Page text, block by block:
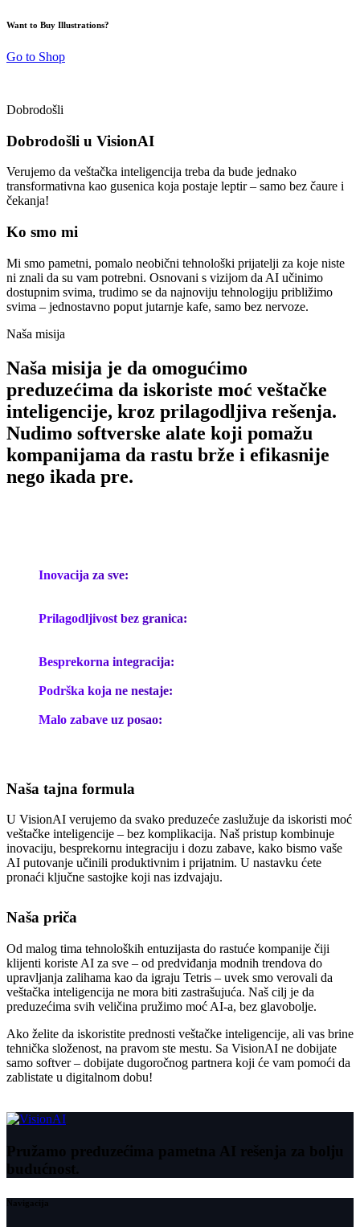
Want to Buy Illustrations?
Go to Shop
Dobrodošli
Dobrodošli u VisionAI
Verujemo da veštačka inteligencija treba da bude jednako
transformativna kao gusenica koja postaje leptir – samo bez čaure i
čekanja!
Ko smo mi
Mi smo pametni, pomalo neobični tehnološki prijatelji za koje niste
ni znali da su vam potrebni. Osnovani s vizijom da AI učinimo
dostupnim svima, trudimo se da najnoviju tehnologiju približimo
svima – jednostavno poput jutarnje kafe, samo bez nervoze.
Naša misija
Naša misija je da omogućimo
preduzećima da iskoriste moć veštačke
inteligencije, kroz prilagodljiva rešenja.
Nudimo softverske alate koji pomažu
kompanijama da rastu brže i efikasnije
nego ikada pre.
Inovacija za sve:
Prilagodljivost bez granica:
Besprekorna integracija:
Podrška koja ne nestaje:
Malo zabave uz posao:
Naša tajna formula
U VisionAI verujemo da svako preduzeće zaslužuje da iskoristi moć
veštačke inteligencije – bez komplikacija. Naš pristup kombinuje
inovaciju, besprekornu integraciju i dozu zabave, kako bismo vaše
AI putovanje učinili produktivnim i prijatnim. U nastavku ćete
pronaći ključne sastojke koji nas izdvajaju.
Naša priča
Od malog tima tehnoloških entuzijasta do rastuće kompanije čiji
klijenti koriste AI za sve – od predviđanja modnih trendova do
upravljanja zalihama kao da igraju Tetris – uvek smo verovali da
veštačka inteligencija ne mora biti zastrašujuća. Naš cilj je da
preduzećima svih veličina pružimo moć AI-a, bez glavobolje.
Ako želite da iskoristite prednosti veštačke inteligencije, ali vas brine
tehnička složenost, na pravom ste mestu. Sa VisionAI ne dobijate
samo softver – dobijate dugoročnog partnera koji će vam pomoći da
zablistate u digitalnom dobu!
Pružamo preduzećima pametna AI rešenja za bolju
budućnost.
Navigacija